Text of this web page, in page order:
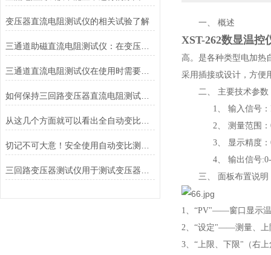
变压器直流电阻测试仪的相关试验了解
三通道助磁直流电阻测试仪：在变压器、电机等设备中的应用与价值
三通道直流电阻测试仪在使用时需要注意的安全措施
如何保持三回路变压器直流电阻测试仪的良好工作状态？
一、 概述
XST-262数显温控
高。是各种类型电加热
采用插接或设计，方便
二、 主要技术参数
1、 输入信号：
2、 测量范围：
3、 显示精度：
4、 输出信号
三、 面板布置说明
1、“PV"——窗口显示温
2、“设定"——测量、上
3、“上限、下限"（右